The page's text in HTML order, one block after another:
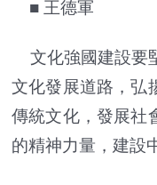
■ 王德軍
文化強國建設要
文化發展道路，弘
傳統文化，發展社
的精神力量，建設